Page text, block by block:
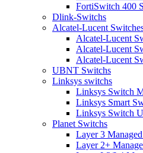
FortiSwitch 400
Dlink-Switchs
Alcatel-Lucent
Alcatel-Lucent
Alcatel-Lucent
Alcatel-Lucent
UBNT Switchs
Linksys switchs
Linksys Switch
Linksys Smart
Linksys Switch
Planet Switchs
Layer 3
Layer 2+